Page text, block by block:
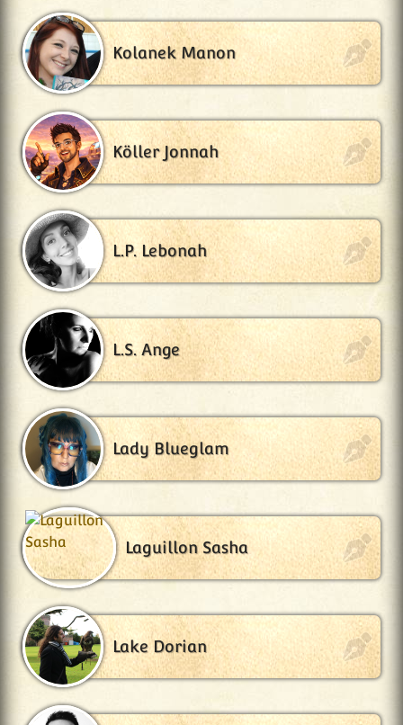
Kolanek Manon
Köller Jonnah
L.P. Lebonah
L.S. Ange
Lady Blueglam
Laguillon Sasha
Lake Dorian